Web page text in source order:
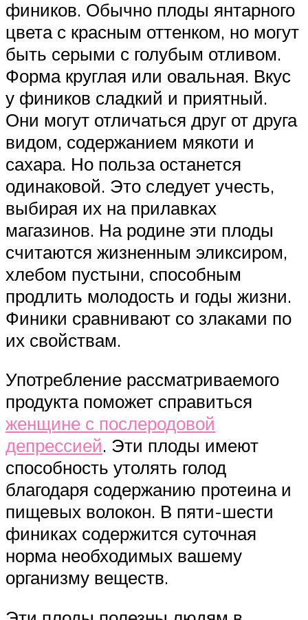
фиников. Обычно плоды янтарного
цвета с красным оттенком, но могут
быть серыми с голубым отливом.
Форма круглая или овальная. Вкус
у фиников сладкий и приятный.
Они могут отличаться друг от друга
видом, содержанием мякоти и
сахара. Но польза останется
одинаковой. Это следует учесть,
выбирая их на прилавках
магазинов. На родине эти плоды
считаются жизненным эликсиром,
хлебом пустыни, способным
продлить молодость и годы жизни.
Финики сравнивают со злаками по
их свойствам.
Употребление рассматриваемого
продукта поможет справиться
женщине с послеродовой
депрессией. Эти плоды имеют
способность утолять голод
благодаря содержанию протеина и
пищевых волокон. В пяти-шести
финиках содержится суточная
норма необходимых вашему
организму веществ.